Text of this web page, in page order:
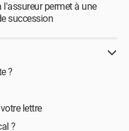
l'assureur permet à une
succession
?
lettre
?